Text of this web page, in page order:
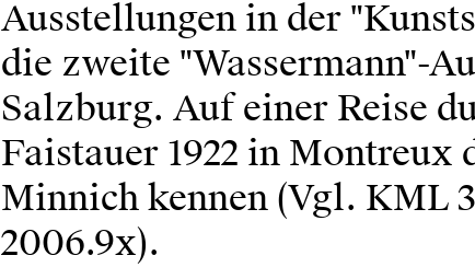
Ausstellungen in der
die zweite "Wassermann"-
Salzburg. Auf einer Reise
Faistauer 1922 in Montreux
Minnich kennen (Vgl. KML
2006.9x).